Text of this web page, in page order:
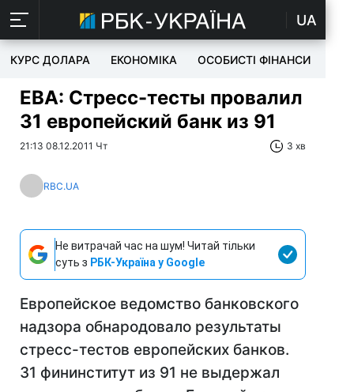
UA
КУРС ДОЛАРА ЕКОНОМІКА ОСОБИСТІ ФІНАНСИ
EBA: Стресс-тесты провалил
31 европейский банк из 91
21:13 08.12.2011 Чт 3 хв
RBC.UA
Не витрачай час на шум! Читай тільки
суть з РБК-Україна у Google
Европейское ведомство банковского
надзора обнародовало результаты
стресс-тестов европейских банков.
31 фининститут из 91 не выдержал